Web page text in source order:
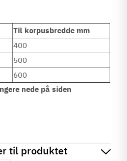
Til korpusbredde mm
400
500
600
nede på siden
til produktet